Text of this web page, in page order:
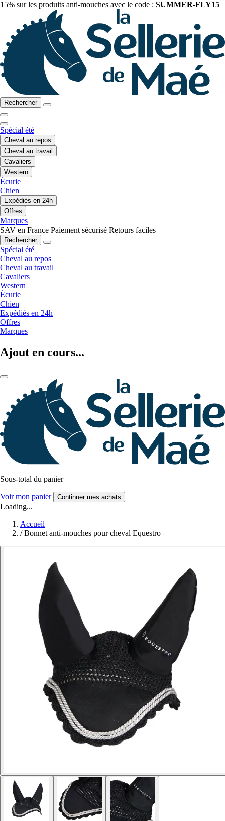
15% sur les produits anti-mouches avec le code : SUMMER-FLY15
Rechercher
Spécial été
Cheval au repos
Cheval au travail
Cavaliers
Western
Écurie
Chien
Expédiés en 24h
Offres
Marques
SAV en France Paiement sécurisé Retours faciles
Rechercher
Spécial été
Cheval au repos
Cheval au travail
Cavaliers
Western
Écurie
Chien
Expédiés en 24h
Offres
Marques
Ajout en cours...
Sous-total du panier
Voir mon panier Continuer mes achats
Loading...
Accueil
/ Bonnet anti-mouches pour cheval Equestro